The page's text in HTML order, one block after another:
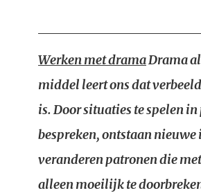
Werken met dramaDrama
middel leert ons dat
is. Door situaties te spelen
bespreken, ontstaan nieuwe
veranderen patronen die
alleen moeilijk te